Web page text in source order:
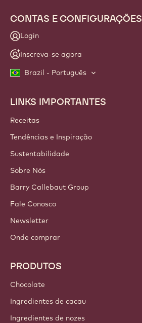
CONTAS E CONFIGURAÇÕES
Login
Inscreva-se agora
Brazil - Português
Footer
Callebaut
LINKS IMPORTANTES
Receitas
Tendências e Inspiração
Sustentabilidade
Sobre Nós
Barry Callebaut Group
Fale Conosco
Newsletter
Onde comprar
PRODUTOS
Chocolate
Ingredientes de cacau
Ingredientes de nozes